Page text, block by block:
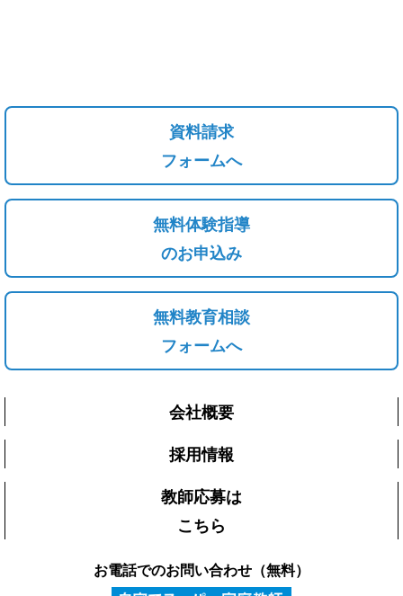
資料請求
フォームへ
無料体験指導
のお申込み
無料教育相談
フォームへ
会社概要
採用情報
教師応募は
こちら
お電話でのお問い合わせ（無料）